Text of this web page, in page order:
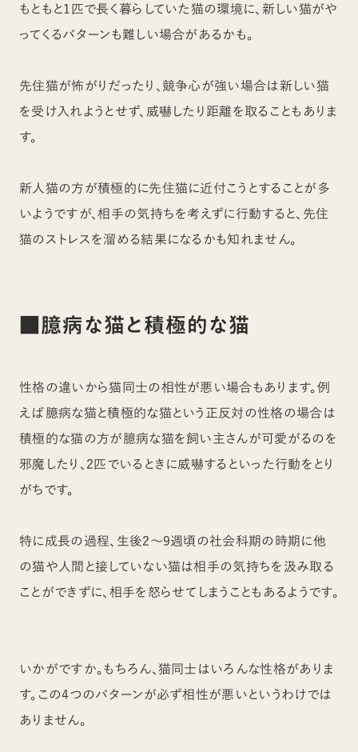
もともと1匹で長く暮らしていた猫の環境に、新しい猫がや
ってくるパターンも難しい場合があるかも。
先住猫が怖がりだったり、競争心が強い場合は新しい猫
を受け入れようとせず、威嚇したり距離を取ることもありま
す。
新人猫の方が積極的に先住猫に近付こうとすることが多
いようですが、相手の気持ちを考えずに行動すると、先住
猫のストレスを溜める結果になるかも知れません。
■臆病な猫と積極的な猫
性格の違いから猫同士の相性が悪い場合もあります。例
えば臆病な猫と積極的な猫という正反対の性格の場合は
積極的な猫の方が臆病な猫を飼い主さんが可愛がるのを
邪魔したり、2匹でいるときに威嚇するといった行動をとり
がちです。
特に成長の過程、生後2～9週頃の社会科期の時期に他
の猫や人間と接していない猫は相手の気持ちを汲み取る
ことができずに、相手を怒らせてしまうこともあるようです。
いかがですか。もちろん、猫同士はいろんな性格がありま
す。この4つのパターンが必ず相性が悪いというわけでは
ありません。